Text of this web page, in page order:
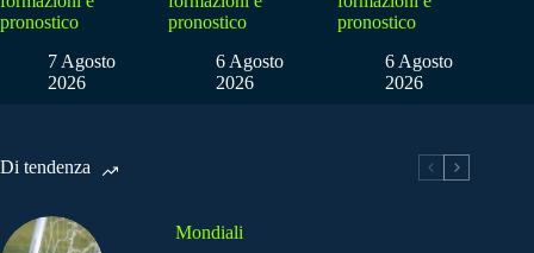
pronostico
7 Agosto
2026
pronostico
6 Agosto
2026
pronostico
6 Agosto
2026
Di tendenza
Mondiali